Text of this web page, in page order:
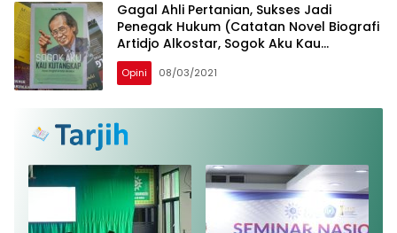
Gagal Ahli Pertanian, Sukses Jadi
Penegak Hukum (Catatan Novel Biografi
Artidjo Alkostar, Sogok Aku Kau
Kutangkap)
Opini 08/03/2021